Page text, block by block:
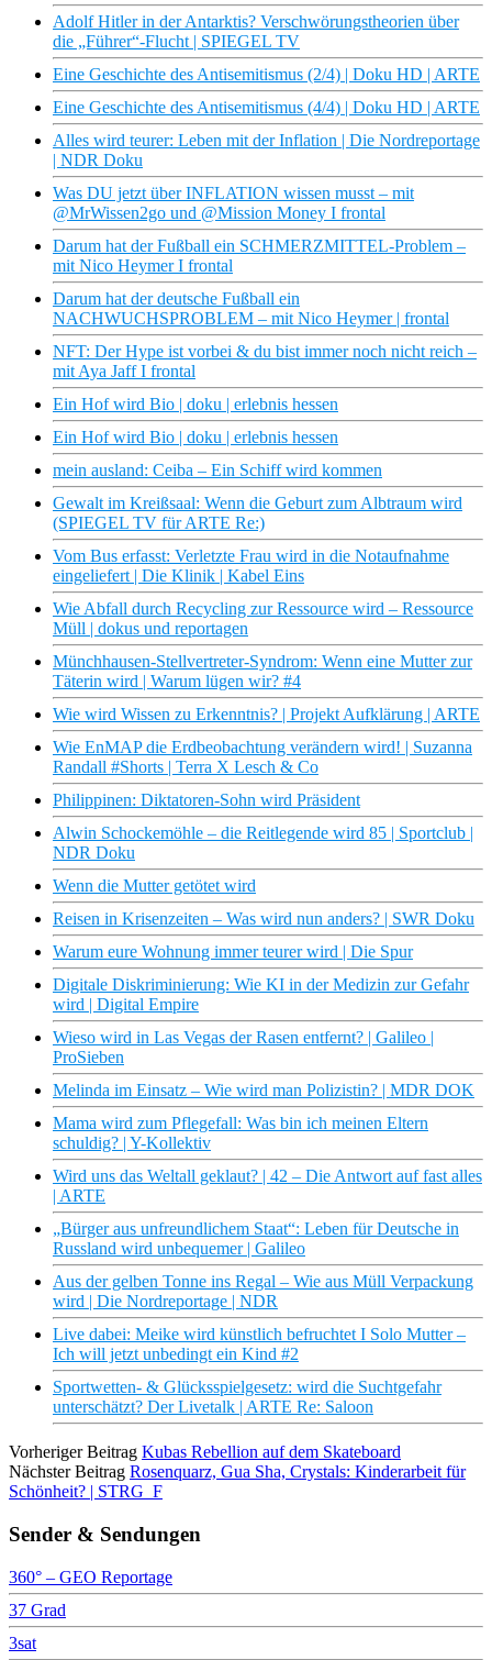
Adolf Hitler in der Antarktis? Verschwörungstheorien über
die „Führer“-Flucht | SPIEGEL TV
Eine Geschichte des Antisemitismus (2/4) | Doku HD | ARTE
Eine Geschichte des Antisemitismus (4/4) | Doku HD | ARTE
Alles wird teurer: Leben mit der Inflation | Die Nordreportage
| NDR Doku
Was DU jetzt über INFLATION wissen musst – mit
@MrWissen2go und @Mission Money I frontal
Darum hat der Fußball ein SCHMERZMITTEL-Problem –
mit Nico Heymer I frontal
Darum hat der deutsche Fußball ein
NACHWUCHSPROBLEM – mit Nico Heymer | frontal
NFT: Der Hype ist vorbei & du bist immer noch nicht reich –
mit Aya Jaff I frontal
Ein Hof wird Bio | doku | erlebnis hessen
Ein Hof wird Bio | doku | erlebnis hessen
mein ausland: Ceiba – Ein Schiff wird kommen
Gewalt im Kreißsaal: Wenn die Geburt zum Albtraum wird
(SPIEGEL TV für ARTE Re:)
Vom Bus erfasst: Verletzte Frau wird in die Notaufnahme
eingeliefert | Die Klinik | Kabel Eins
Wie Abfall durch Recycling zur Ressource wird – Ressource
Müll | dokus und reportagen
Münchhausen-Stellvertreter-Syndrom: Wenn eine Mutter zur
Täterin wird | Warum lügen wir? #4
Wie wird Wissen zu Erkenntnis? | Projekt Aufklärung | ARTE
Wie EnMAP die Erdbeobachtung verändern wird! | Suzanna
Randall #Shorts | Terra X Lesch & Co
Philippinen: Diktatoren-Sohn wird Präsident
Alwin Schockemöhle – die Reitlegende wird 85 | Sportclub |
NDR Doku
Wenn die Mutter getötet wird
Reisen in Krisenzeiten – Was wird nun anders? | SWR Doku
Warum eure Wohnung immer teurer wird | Die Spur
Digitale Diskriminierung: Wie KI in der Medizin zur Gefahr
wird | Digital Empire
Wieso wird in Las Vegas der Rasen entfernt? | Galileo |
ProSieben
Melinda im Einsatz – Wie wird man Polizistin? | MDR DOK
Mama wird zum Pflegefall: Was bin ich meinen Eltern
schuldig? | Y-Kollektiv
Wird uns das Weltall geklaut? | 42 – Die Antwort auf fast alles
| ARTE
„Bürger aus unfreundlichem Staat“: Leben für Deutsche in
Russland wird unbequemer | Galileo
Aus der gelben Tonne ins Regal – Wie aus Müll Verpackung
wird | Die Nordreportage | NDR
Live dabei: Meike wird künstlich befruchtet I Solo Mutter –
Ich will jetzt unbedingt ein Kind #2
Sportwetten- & Glücksspielgesetz: wird die Suchtgefahr
unterschätzt? Der Livetalk | ARTE Re: Saloon
Vorheriger Beitrag Kubas Rebellion auf dem Skateboard
Nächster Beitrag Rosenquarz, Gua Sha, Crystals: Kinderarbeit für
Schönheit? | STRG_F
Sender & Sendungen
360° – GEO Reportage
37 Grad
3sat